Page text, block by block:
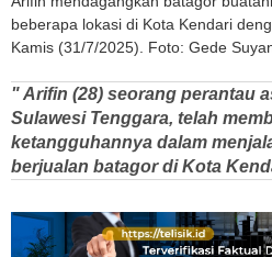
beberapa lokasi di Kota Kendari
Kamis (31/7/2025). Foto: Gede
" Arifin (28) seorang perantau
Sulawesi Tenggara, telah
ketangguhannya dalam
berjualan batagor di Kota